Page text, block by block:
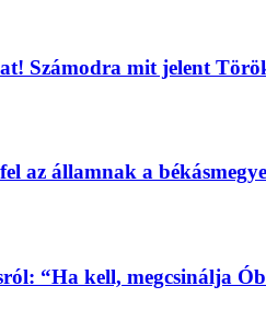
Számodra mit jelent
az államnak a
“Ha kell, megcsinálja